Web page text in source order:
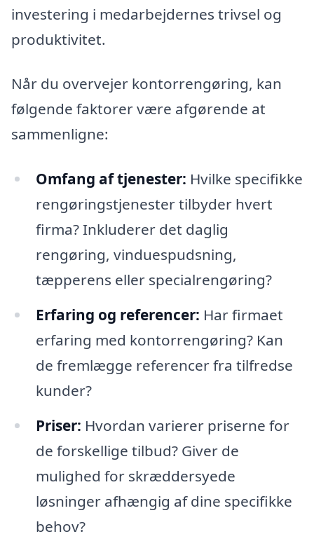
investering i medarbejdernes trivsel og
produktivitet.
Når du overvejer kontorrengøring, kan
følgende faktorer være afgørende at
sammenligne:
Omfang af tjenester: Hvilke specifikke
rengøringstjenester tilbyder hvert
firma? Inkluderer det daglig
rengøring, vinduespudsning,
tæpperens eller specialrengøring?
Erfaring og referencer: Har firmaet
erfaring med kontorrengøring? Kan
de fremlægge referencer fra tilfredse
kunder?
Priser: Hvordan varierer priserne for
de forskellige tilbud? Giver de
mulighed for skræddersyede
løsninger afhængig af dine specifikke
behov?